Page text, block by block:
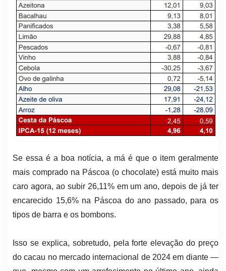
Se essa é a boa notícia, a má é que o item geralmente
mais comprado na Páscoa (o chocolate) está muito mais
caro agora, ao subir 26,11% em um ano, depois de já ter
encarecido 15,6% na Páscoa do ano passado, para os
tipos de barra e os bombons.
Isso se explica, sobretudo, pela forte elevação do preço
do cacau no mercado internacional de 2024 em diante —